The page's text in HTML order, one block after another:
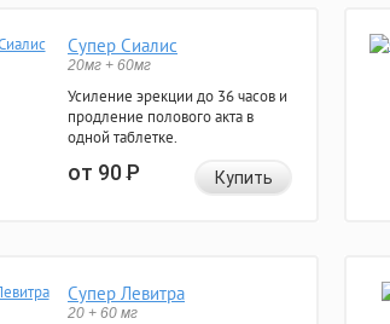
Супер Сиалис
20мг + 60мг
Усиление эрекции до 36 часов и
продление полового акта в
одной таблетке.
от 90Р Купить
Супер Левитра
20 + 60 мг